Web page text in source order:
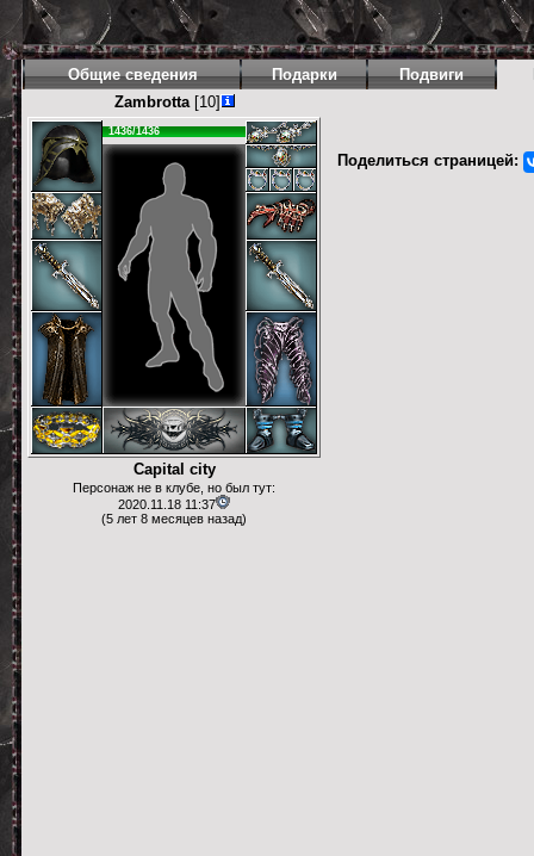
Общие сведения Подарки Подвиги
Zambrotta[10]
1436/1436
Capital city
Персонаж не в клубе, но был тут:
2020.11.18 11:37
(5 лет 8 месяцев назад)
Поделиться страницей: